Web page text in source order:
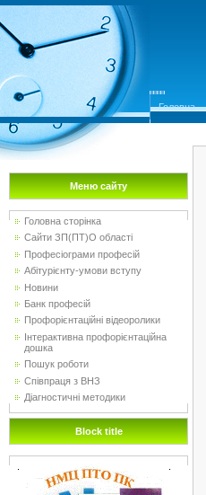
Головна
Меню сайту
Головна сторінка
Сайти ЗП(ПТ)О області
Професіограми професій
Абітурієнту-умови вступу
Новини
Банк професій
Профорієнтаційні відеоролики
Інтерактивна профорієнтаційна
дошка
Пошук роботи
Співпраця з ВНЗ
Діагностичні методики
Block title